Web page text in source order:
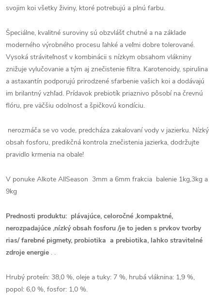
svojim koi všetky živiny, ktoré potrebujú a plnú farbu.
Špeciálne, kvalitné suroviny sú obzvlášť chutné a na základe
moderného výrobného procesu ľahké a veľmi dobre tolerované.
Vysoká stráviteľnosť v kombinácii s nízkym obsahom vlákniny
znižuje vylučovanie a tým aj znečistenie filtra. Karotenoidy, spirulina
a astaxantín podporujú prirodzené sfarbenie vašich koi a dodávajú
im brilantný vzhľad. Prídavok prebiotík priaznivo pôsobí na črevnú
flóru, pre väčšiu odolnosť a špičkovú kondíciu.
nerozmáča se vo vode, predcháza zakalovaní vody v jazierku. Nízký
obsah fosforu, predikčná kontrola znečistenia jazierka, dodržujte
pravidlo krmenia na obale!
V ponuke Alkote AllSeason 3mm a 6mm frakcia balenie 1kg,3kg a
9kg
Prednosti produktu: plávajúce, celoročné ,kompaktné,
nerozpadajúce ,nízký obsah fosforu /je to jeden s prvkov tvorby
rias/ farebné pigmety, probiotika a prebiotika, lahko stravitelné
zdroje energie . .
Hrubý proteín: 38,0 %, oleje a tuky: 7 %, hrubá vláknina: 1,9 %,
popol: 6,0 %, fosfor: 1,0 %.